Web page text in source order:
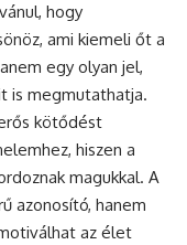
hogy
ami kiemeli őt a
egy olyan jel,
is megmutathatja.
kötődést
hiszen a
magukkal. A
azonosító, hanem
az élet